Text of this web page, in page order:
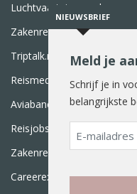
Luchtvaartnieuws.nl
Zakenreisnieuws.nl
Triptalk.nl
Reismedia.nl
Aviabanen.nl
Reisjobs.nl
Zakenreisawards.nl
Careerexperience.nl
NIEUWSBRIEF
Meld je
Schrijf je in
belangrijkste
E-
mailadres